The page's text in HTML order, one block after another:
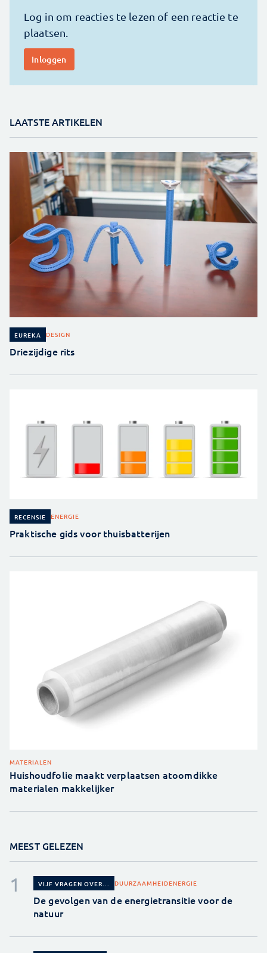
LAATSTE ARTIKELEN
EUREKA DESIGN
Driezijdige rits
RECENSIE ENERGIE
Praktische gids voor thuisbatterijen
MATERIALEN
Huishoudfolie maakt verplaatsen atoomdikke
materialen makkelijker
MEEST GELEZEN
VIJF VRAGEN OVER... DUURZAAMHEIDENERGIE
De gevolgen van de energietransitie voor de
natuur